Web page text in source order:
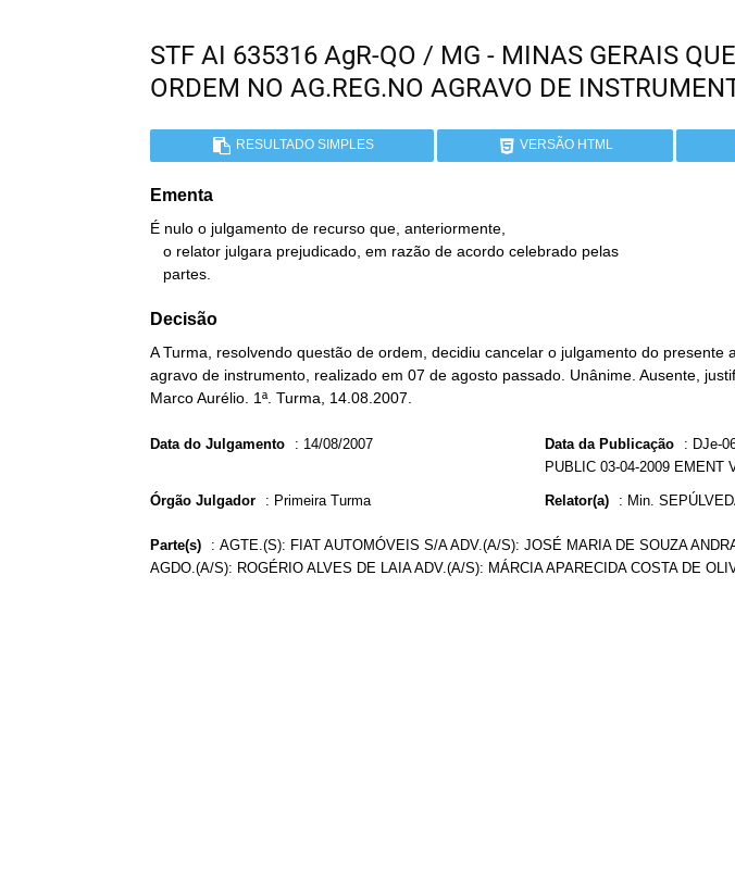
STF AI 635316 AgR-QO / MG - MINAS GERAIS
ORDEM NO AG.REG.NO AGRAVO DE
RESULTADO SIMPLES VERSÃO HTML
Ementa
É nulo o julgamento de recurso que, anteriormente,
   partes.
Decisão
A Turma, resolvendo questão de ordem, decidiu cancelar o julgamento do presente
agravo de instrumento, realizado em 07 de agosto passado. Unânime. Ausente,
Marco Aurélio. 1ª. Turma, 14.08.2007.
Data do Julgamento : 14/08/2007 Data da Publicação : DJe-
PUBLIC 03-04-2009 EMENT
Órgão Julgador : Primeira Turma Relator(a) : Min.
Parte(s) : AGTE.(S): FIAT AUTOMÓVEIS S/A ADV.(A/S): JOSÉ MARIA DE SOUZA
AGDO.(A/S): ROGÉRIO ALVES DE LAIA ADV.(A/S): MÁRCIA APARECIDA COSTA DE